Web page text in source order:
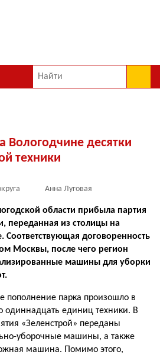
Вологодчине десятки
техники
Анна Луговая
области прибыла партия
переданная из столицы на
Соответствующая договоренность
Москвы, после чего регион
машины для уборки
пополнение парка произошло в
одиннадцать единиц техники. В
«Зеленстрой» переданы
уборочные машины, а также
машина. Помимо этого,